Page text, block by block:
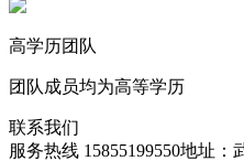
高学历团队
团队成员均为高等学历
联系我们
服务热线 15855199550地址：